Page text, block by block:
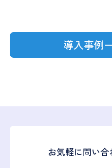
導入事例
お気軽に問い合